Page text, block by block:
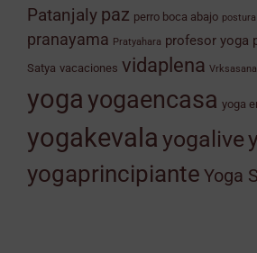
Patanjaly paz perro boca abajo
pranayama Pratyahara profesor yoga
Satya vacaciones vidaplena Vrksasana
yogayogaencasa yoga
yogakevala yogalive
yogaprincipiante Yoga